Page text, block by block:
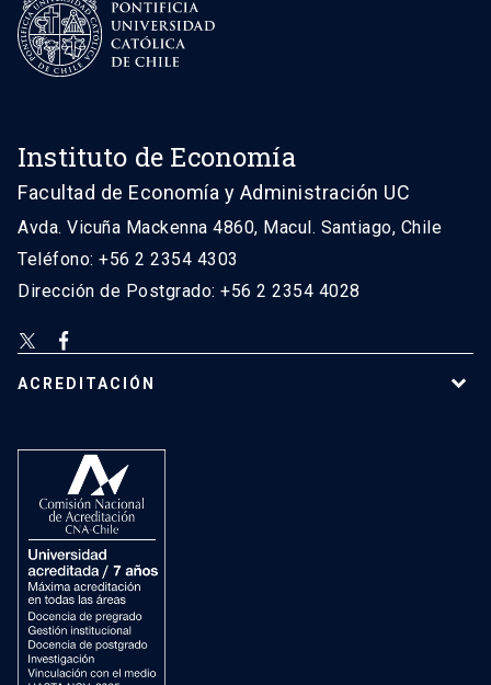
Instituto de Economía
Facultad de Economía y Administración UC
Avda. Vicuña Mackenna 4860, Macul. Santiago, Chile
Teléfono: +56 2 2354 4303
Dirección de Postgrado: +56 2 2354 4028
ACREDITACIÓN